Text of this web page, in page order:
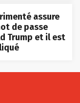
assure
de passe
Trump et il est